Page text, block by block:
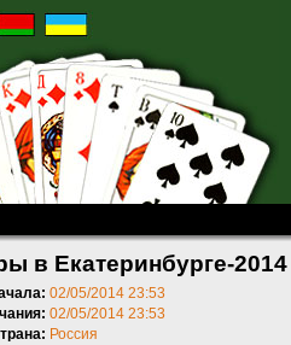
в Екатеринбурге-2014
02/05/2014 23:53
02/05/2014 23:53
Россия